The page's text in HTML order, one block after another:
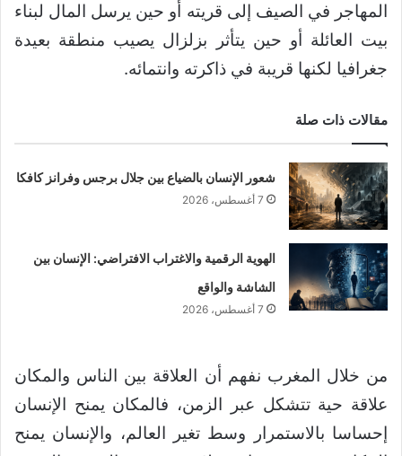
المهاجر في الصيف إلى قريته أو حين يرسل المال لبناء
بيت العائلة أو حين يتأثر بزلزال يصيب منطقة بعيدة
جغرافيا لكنها قريبة في ذاكرته وانتمائه.
مقالات ذات صلة
شعور الإنسان بالضياع بين جلال برجس وفرانز كافكا
7 أغسطس، 2026
الهوية الرقمية والاغتراب الافتراضي: الإنسان بين
الشاشة والواقع
7 أغسطس، 2026
من خلال المغرب نفهم أن العلاقة بين الناس والمكان
علاقة حية تتشكل عبر الزمن، فالمكان يمنح الإنسان
إحساسا بالاستمرار وسط تغير العالم، والإنسان يمنح